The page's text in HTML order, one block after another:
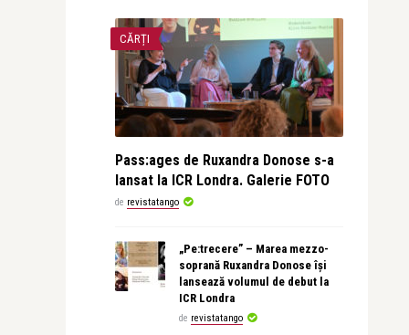
CĂRȚI
Pass:ages de Ruxandra Donose s-a
lansat la ICR Londra. Galerie FOTO
de revistatango
„Pe:trecere” – Marea mezzo-
soprană Ruxandra Donose își
lansează volumul de debut la
ICR Londra
de revistatango